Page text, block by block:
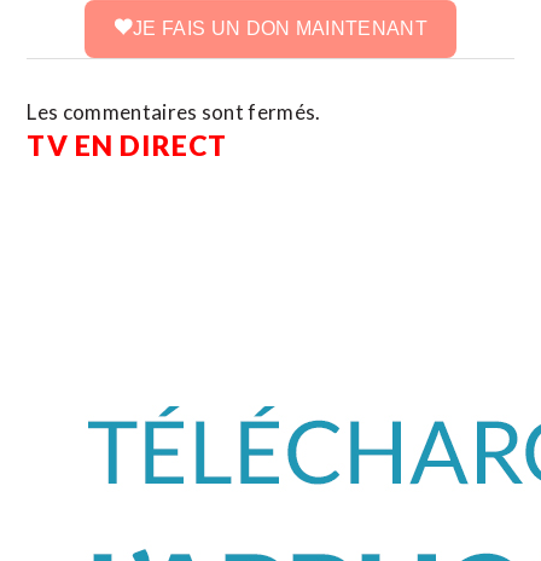
JE FAIS UN DON MAINTENANT
Les commentaires sont fermés.
TV EN DIRECT